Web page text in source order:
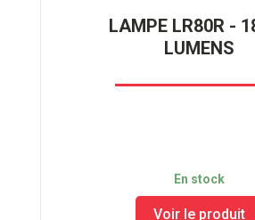
LAMPE LR80R -
LUMENS
En stock
Voir le produit